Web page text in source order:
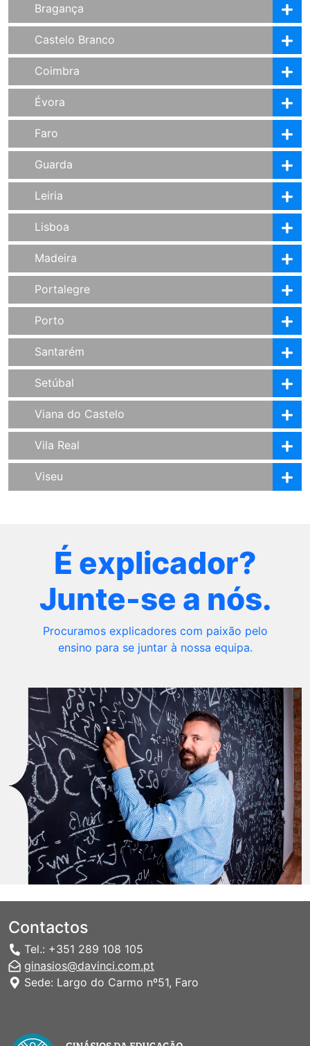
Bragança
Castelo Branco
Coimbra
Évora
Faro
Guarda
Leiria
Lisboa
Madeira
Portalegre
Porto
Santarém
Setúbal
Viana do Castelo
Vila Real
Viseu
É explicador?
Junte-se a nós.
Procuramos explicadores com paixão pelo
ensino para se juntar à nossa equipa.
Contactos
Tel.: +351 289 108 105
ginasios@davinci.com.pt
Sede: Largo do Carmo nº51, Faro